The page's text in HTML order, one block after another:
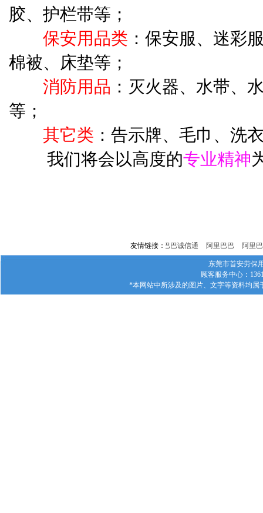
胶、护栏带等；
保安用品类 ：保安服、迷彩
棉被、床垫等；
消防用品 ：灭火器、水带、
等；
其它类 ：告示牌、毛巾、洗
我们将会以高度的专业精神
友情链接：
新浪微博 阿里巴巴诚信通 阿里巴巴 阿里巴巴
东莞市首安劳保
顾客服务中心：
*本网站中所涉及的图片、文字等资料均